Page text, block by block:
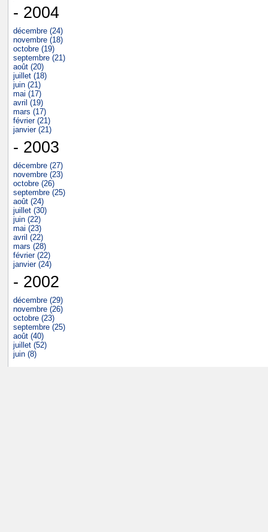
- 2004
décembre (24)
novembre (18)
octobre (19)
septembre (21)
août (20)
juillet (18)
juin (21)
mai (17)
avril (19)
mars (17)
février (21)
janvier (21)
- 2003
décembre (27)
novembre (23)
octobre (26)
septembre (25)
août (24)
juillet (30)
juin (22)
mai (23)
avril (22)
mars (28)
février (22)
janvier (24)
- 2002
décembre (29)
novembre (26)
octobre (23)
septembre (25)
août (40)
juillet (52)
juin (8)